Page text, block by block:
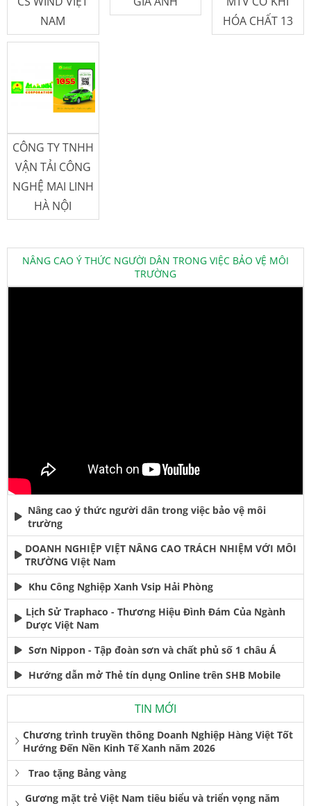
NAM
HÓA CHẤT 13
CÔNG TY TNHH
VẬN TẢI CÔNG
NGHỆ MAI LINH
HÀ NỘI
NÂNG CAO Ý THỨC NGƯỜI DÂN TRONG VIỆC BẢO VỆ MÔI
TRƯỜNG
Nâng cao ý thức người dân trong việc bảo vệ môi
trường
DOANH NGHIỆP VIỆT NÂNG CAO TRÁCH NHIỆM VỚI MÔI
TRƯỜNG VIệt Nam
Khu Công Nghiệp Xanh Vsip Hải Phòng
Lịch Sử Traphaco - Thương Hiệu Đình Đám Của Ngành
Dược Việt Nam
Sơn Nippon - Tập đoàn sơn và chất phủ số 1 châu Á
Hướng dẫn mở Thẻ tín dụng Online trên SHB Mobile
TIN MỚI
Chương trình truyền thông Doanh Nghiệp Hàng Việt Tốt
Hướng Đến Nền Kinh Tế Xanh năm 2026
Trao tặng Bảng vàng
Gương mặt trẻ Việt Nam tiêu biểu và triển vọng năm